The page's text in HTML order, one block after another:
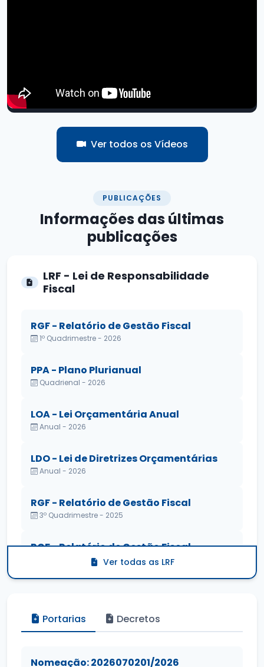
Ver todos os Vídeos
PUBLICAÇÕES
Informações dasúltimas
publicações
LRF - Lei de Responsabilidade
Fiscal
RGF - Relatório de Gestão Fiscal
1º Quadrimestre - 2026
PPA - Plano Plurianual
Quadrienal - 2026
LOA - Lei Orçamentária Anual
Anual - 2026
LDO - Lei de Diretrizes Orçamentárias
Anual - 2026
RGF - Relatório de Gestão Fiscal
3º Quadrimestre - 2025
RGF - Relatório de Gestão Fiscal
2º Quadrimestre - 2025Ver todas as LRF
Portarias Decretos
Nomeação: 2026070201/2026